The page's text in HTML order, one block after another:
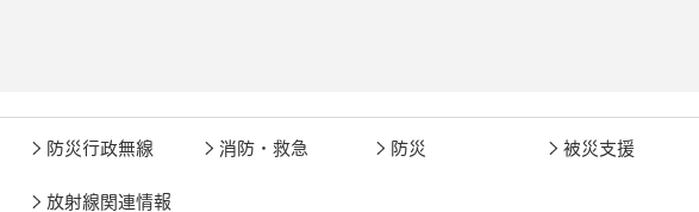
防災行政無線 消防・救急 防災 被災支援
放射線関連情報